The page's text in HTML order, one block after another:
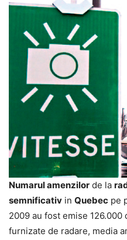
Numarul amenzilor de la
semnificativ in Quebec pe
2009 au fost emise
furnizate de radare, media